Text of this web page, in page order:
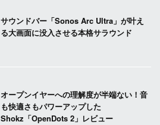
サウンドバー「Sonos Arc Ultra」が叶え
る大画面に没入させる本格サラウンド
オープンイヤーへの理解度が半端ない！音
も快適さもパワーアップした
Shokz「OpenDots 2」レビュー